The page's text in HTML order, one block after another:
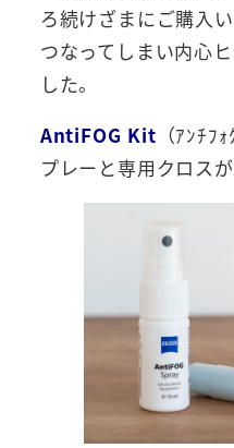
ろ続けざまにご購入
つなってしまい内心
した。
AntiFOG Kit （ｱﾝﾁﾌ
プレーと専用クロス